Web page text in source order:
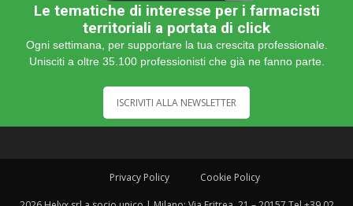
Le tematiche di interesse per i farmacisti
territoriali a portata di click
Ogni settimana, per supportare la tua crescita professionale.
Unisciti a oltre 35.100 professionisti che già ne fanno parte.
ISCRIVITI ALLA NEWSLETTER
Privacy Policy Cookie Policy